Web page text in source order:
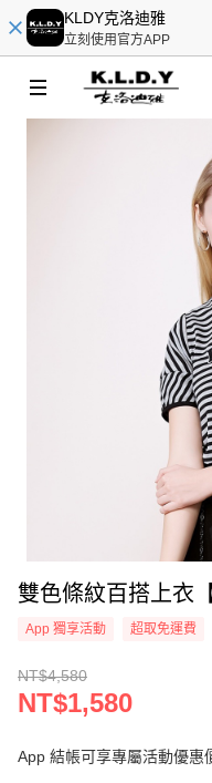
KLDY克洛迪雅
立刻使用官方APP
雙色條紋百搭上衣
App 獨享活動 超取免運費
NT$4,580
NT$1,580
App 結帳可享專屬活動優惠